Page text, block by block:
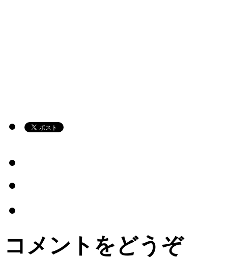
コメントをどうぞ